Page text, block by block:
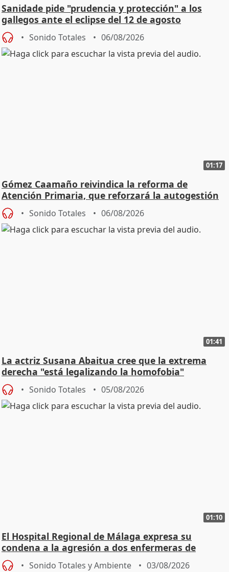
Sanidade pide "prudencia y protección" a los
gallegos ante el eclipse del 12 de agosto
Sonido Totales 06/08/2026
01:17
Gómez Caamaño reivindica la reforma de
Atención Primaria, que reforzará la autogestión
Sonido Totales 06/08/2026
01:41
La actriz Susana Abaitua cree que la extrema
derecha "está legalizando la homofobia"
Sonido Totales 05/08/2026
01:10
El Hospital Regional de Málaga expresa su
condena a la agresión a dos enfermeras de
Urgencias
Sonido Totales y Ambiente 03/08/2026